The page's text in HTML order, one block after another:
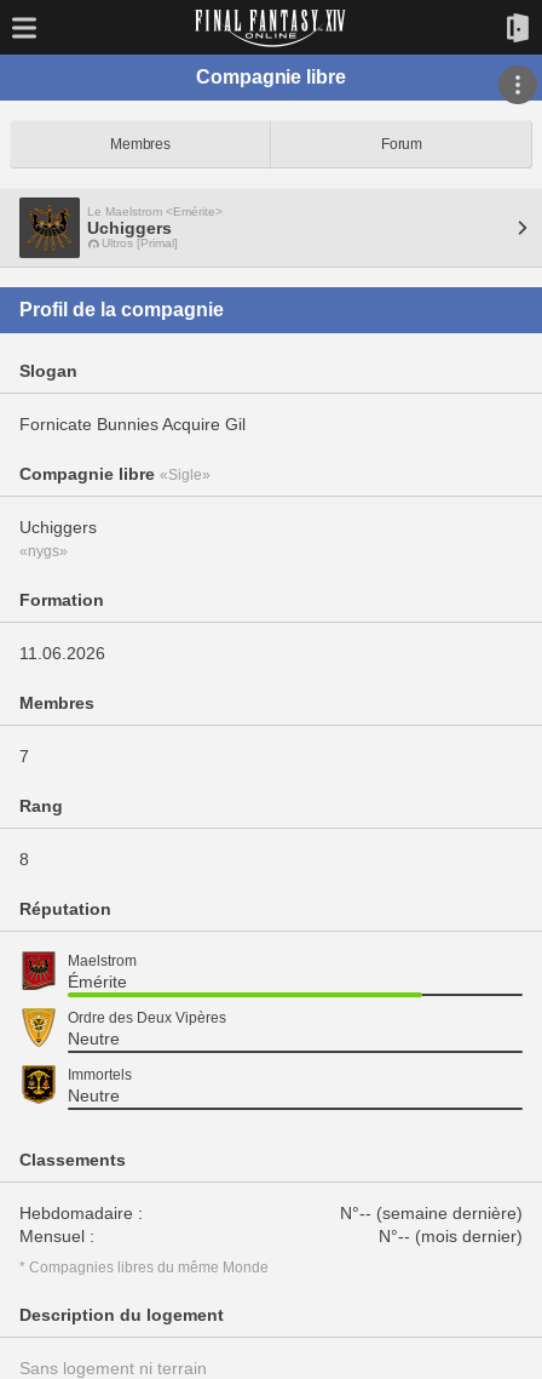
Compagnie libre
Membres Forum
Le Maelstrom <Émérite>
Uchiggers
Ultros [Primal]
Profil de la compagnie
Slogan
Fornicate Bunnies Acquire Gil
Compagnie libre «Sigle»
Uchiggers
«nygs»
Formation
11.06.2026
Membres
7
Rang
8
Réputation
Maelstrom
Émérite
Ordre des Deux Vipères
Neutre
Immortels
Neutre
Classements
Hebdomadaire :
N°-- (semaine dernière)
Mensuel :
N°-- (mois dernier)
* Compagnies libres du même Monde
Description du logement
Sans logement ni terrain